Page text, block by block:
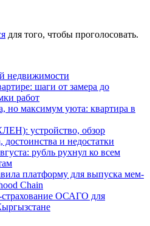
для того, чтобы проголосовать.
недвижимости
шаги от замера до
работ
но максимум уюта: квартира в
устройство, обзор
достоинства и недостатки
рубль рухнул ко всем
платформу для выпуска мем-
Chain
ОСАГО для